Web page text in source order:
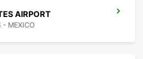
AIRPORT
- MEXICO